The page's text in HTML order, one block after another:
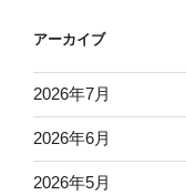
アーカイブ
2026年7月
2026年6月
2026年5月